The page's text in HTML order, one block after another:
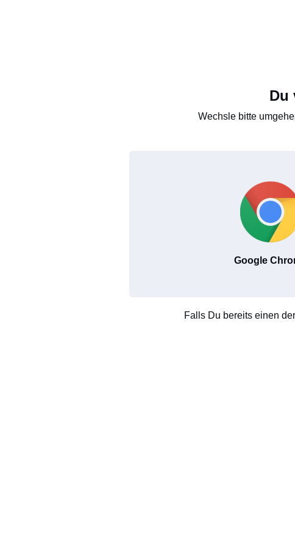
Du
Wechsle bitte
Google
Falls Du bereits einen